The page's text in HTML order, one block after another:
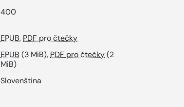
400
EPUB, PDF pro čtečky
EPUB (3 MiB), PDF pro čtečky(2
MiB)
Slovenština